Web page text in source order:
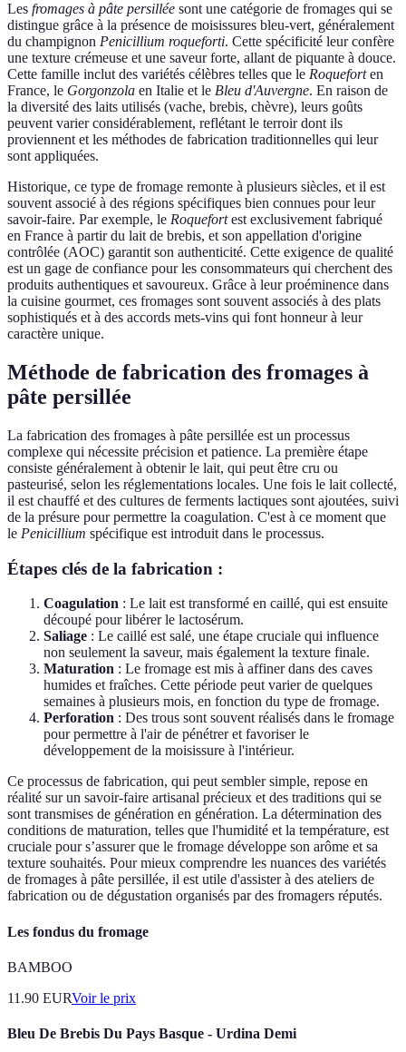
Les fromages à pâte persillée sont une catégorie de fromages qui se
distingue grâce à la présence de moisissures bleu-vert, généralement
du champignon Penicillium roqueforti. Cette spécificité leur confère
une texture crémeuse et une saveur forte, allant de piquante à douce.
Cette famille inclut des variétés célèbres telles que le Roqueforten
France, le Gorgonzola en Italie et le Bleu d'Auvergne. En raison de
la diversité des laits utilisés (vache, brebis, chèvre), leurs goûts
peuvent varier considérablement, reflétant le terroir dont ils
proviennent et les méthodes de fabrication traditionnelles qui leur
sont appliquées.
Historique, ce type de fromage remonte à plusieurs siècles, et il est
souvent associé à des régions spécifiques bien connues pour leur
savoir-faire. Par exemple, le Roquefortest exclusivement fabriqué
en France à partir du lait de brebis, et son appellation d'origine
contrôlée (AOC) garantit son authenticité. Cette exigence de qualité
est un gage de confiance pour les consommateurs qui cherchent des
produits authentiques et savoureux. Grâce à leur proéminence dans
la cuisine gourmet, ces fromages sont souvent associés à des plats
sophistiqués et à des accords mets-vins qui font honneur à leur
caractère unique.
Méthode de fabrication des fromages à
pâte persillée
La fabrication des fromages à pâte persillée est un processus
complexe qui nécessite précision et patience. La première étape
consiste généralement à obtenir le lait, qui peut être cru ou
pasteurisé, selon les réglementations locales. Une fois le lait collecté,
il est chauffé et des cultures de ferments lactiques sont ajoutées, suivi
de la présure pour permettre la coagulation. C'est à ce moment que
le Penicillium spécifique est introduit dans le processus.
Étapes clés de la fabrication :
Coagulation : Le lait est transformé en caillé, qui est ensuite
découpé pour libérer le lactosérum.
Saliage : Le caillé est salé, une étape cruciale qui influence
non seulement la saveur, mais également la texture finale.
Maturation : Le fromage est mis à affiner dans des caves
humides et fraîches. Cette période peut varier de quelques
semaines à plusieurs mois, en fonction du type de fromage.
Perforation : Des trous sont souvent réalisés dans le fromage
pour permettre à l'air de pénétrer et favoriser le
développement de la moisissure à l'intérieur.
Ce processus de fabrication, qui peut sembler simple, repose en
réalité sur un savoir-faire artisanal précieux et des traditions qui se
sont transmises de génération en génération. La détermination des
conditions de maturation, telles que l'humidité et la température, est
cruciale pour s’assurer que le fromage développe son arôme et sa
texture souhaités. Pour mieux comprendre les nuances des variétés
de fromages à pâte persillée, il est utile d'assister à des ateliers de
fabrication ou de dégustation organisés par des fromagers réputés.
Les fondus du fromage
BAMBOO
11.90 EURVoir le prix
Bleu De Brebis Du Pays Basque - Urdina Demi